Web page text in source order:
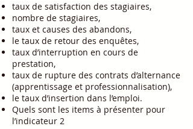
taux de satisfaction des stagiaires,
nombre de stagiaires,
taux et causes des abandons,
le taux de retour des enquêtes,
taux d’interruption en cours de
prestation,
taux de rupture des contrats d’alternance
(apprentissage et professionnalisation),
le taux d’insertion dans l’emploi.
Quels sont les items à présenter pour
l’indicateur 2